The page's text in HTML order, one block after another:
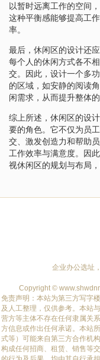
以暂时远离工作的空间
这种平衡感能够提高工
率。
最后，休闲区的设计还
每个人的休闲方式各不
交。因此，设计一个多
的区域，如安静的阅读
闲需求，从而提升整体的
综上所述，休闲区的设
要的角色。它不仅为员
交、激发创造力和帮助
工作效率与满意度。因
视休闲区的规划与布局
企业办公选址
Copyright ©
免责声明：本站为第三方写字
及人工整理，仅供参考。本站
营方等主体不存在任何隶属关
方信息或作出任何承诺。本站
式等）可能来自第三方合作机
构成任何招商、租赁、销售等